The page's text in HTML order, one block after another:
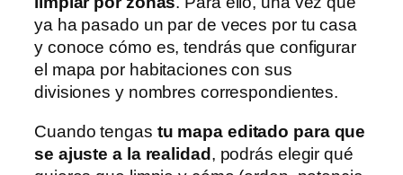
ya ha pasado un par de veces por tu casa
y conoce cómo es, tendrás que configurar
el mapa por habitaciones con sus
divisiones y nombres correspondientes.
Cuando tengas tu mapa editado para que
se ajuste a la realidad , podrás elegir qué